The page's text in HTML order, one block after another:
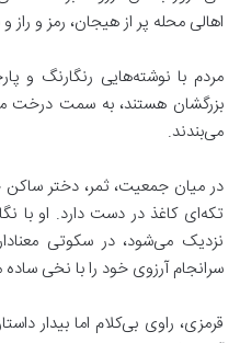
اهالی محله پر از هیجان، رمز و
مردم با نوشته‌هایی رنگارنگ و
بزرگشان هستند، به سمت درخت
می‌بندند.
در میان جمعیت، ثمر، دختر ساکن
تکه‌ای کاغذ در دست دارد. او با
نزدیک می‌شود، در سکوتی
سرانجام آرزوی خود را با نخی ساده
قرمزی، راوی بی‌کلام اما بیدار